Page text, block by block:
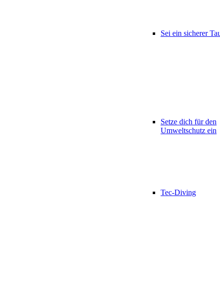
Sei ein sicherer
Setze dich für den
Umweltschutz ein
Tec-Diving